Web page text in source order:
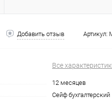
Добавить отзыв Артикул:
Все
12 месяцев
Сейф бухгалтерский